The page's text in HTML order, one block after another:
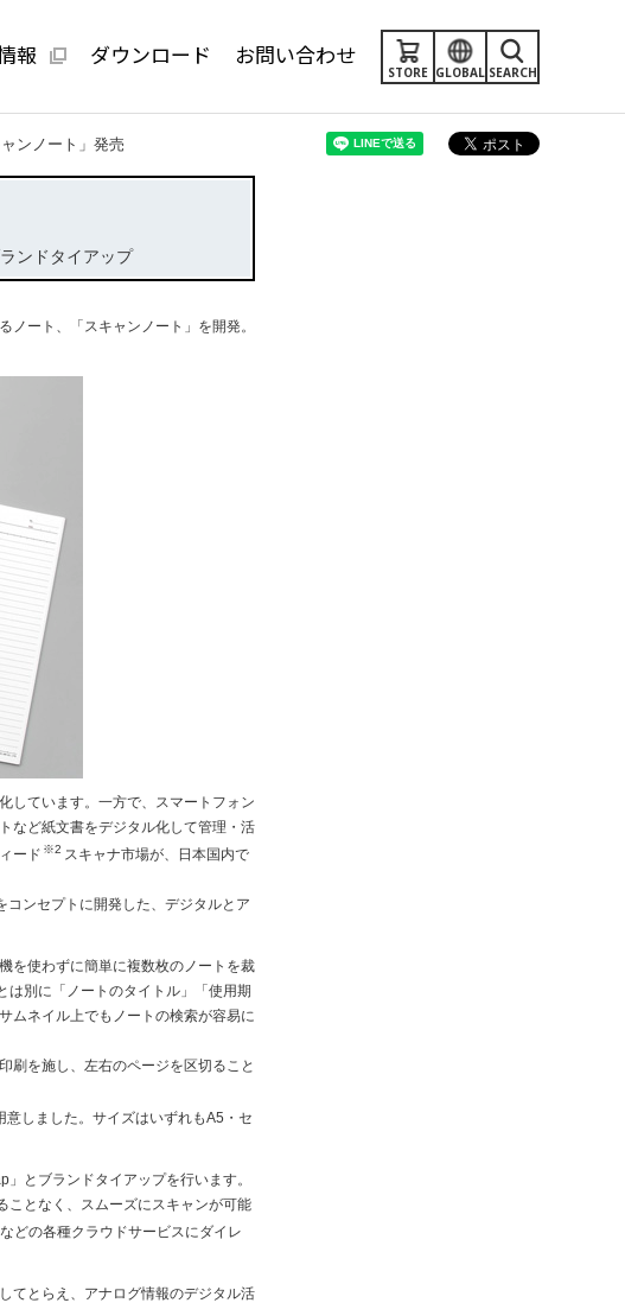
SEARCH
GLOBAL
STORE
報 ダウンロード お問い合わせ
ンノート」発売
ンドタイアップ
ート、「スキャンノート」を開発。
しています。一方で、スマートフォン
など紙文書をデジタル化して管理・活
ード ※2 スキャナ市場が、日本国内で
ンセプトに開発した、デジタルとア
を使わずに簡単に複数枚のノートを裁
は別に「ノートのタイトル」「使用期
ムネイル上でもノートの検索が容易に
刷を施し、左右のページを区切ること
しました。サイズはいずれもA5・セ
とブランドタイアップを行います。
ことなく、スムーズにスキャンが可能
などの各種クラウドサービスにダイレ
てとらえ、アナログ情報のデジタル活